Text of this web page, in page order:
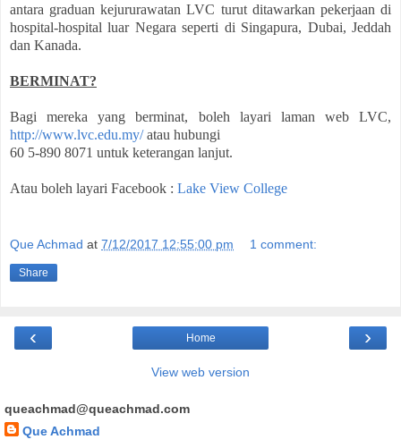
antara graduan kejururawatan LVC turut ditawarkan pekerjaan di
hospital-hospital luar Negara seperti di Singapura, Dubai, Jeddah
dan Kanada.
BERMINAT?
Bagi mereka yang berminat, boleh layari laman web LVC,
http://www.lvc.edu.my/atau hubungi
60 5-890 8071 untuk keterangan lanjut.
Atau boleh layari Facebook : Lake View College
Que Achmad at 7/12/2017 12:55:00 pm 1 comment:
Share
‹ ›
Home
View web version
queachmad@queachmad.com
Que Achmad